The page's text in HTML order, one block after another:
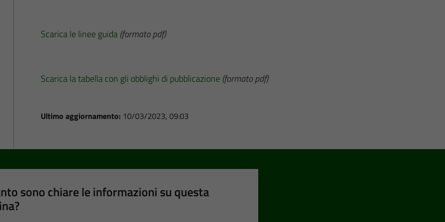
Scarica le linee guida(formato pdf)
Scarica la tabella con gli obblighi di pubblicazione (formato pdf)
Ultimo aggiornamento: 10/03/2023, 09:03
sono chiare le informazioni su questa